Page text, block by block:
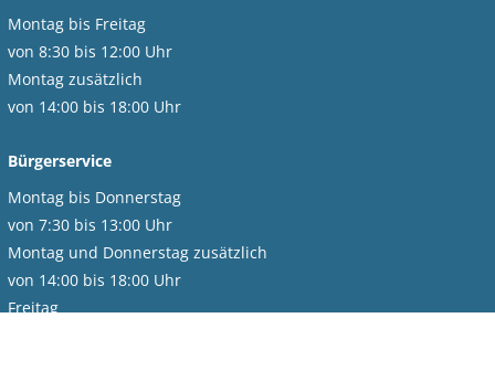
Montag bis Freitag
von 8:30 bis 12:00 Uhr
Montag zusätzlich
von 14:00 bis 18:00 Uhr
Bürgerservice
Montag bis Donnerstag
von 7:30 bis 13:00 Uhr
Montag und Donnerstag zusätzlich
von 14:00 bis 18:00 Uhr
Freitag